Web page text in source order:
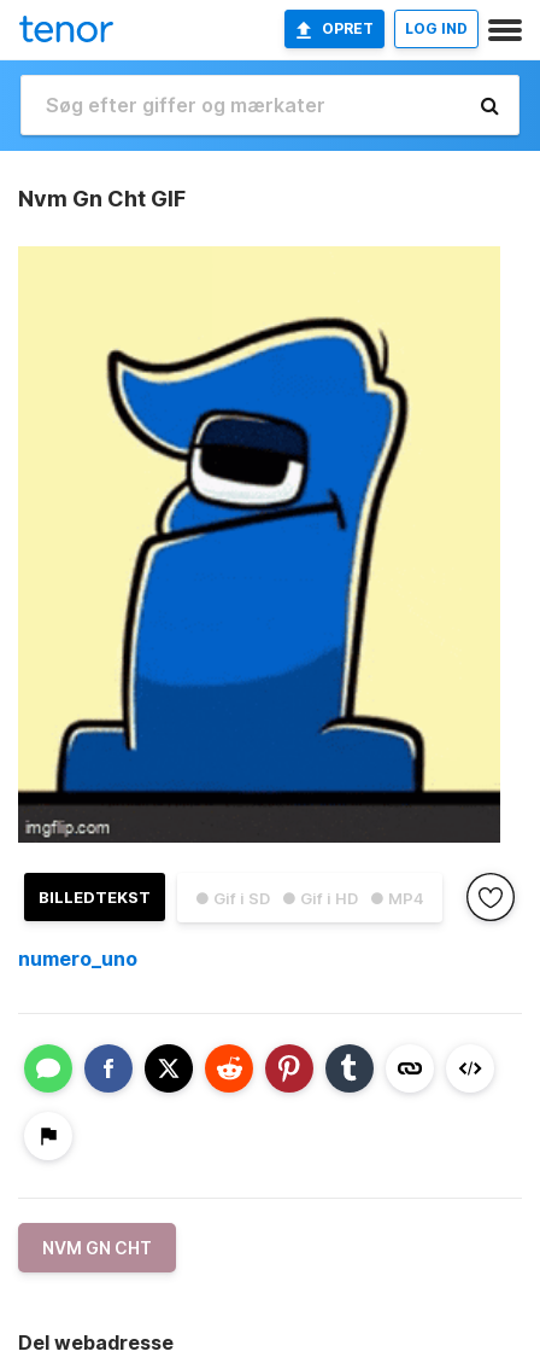
OPRET LOG IND
Nvm Gn Cht GIF
● Gif i SD ● Gif i HD ● MP4
BILLEDTEKST
numero_uno
NVM GN CHT
Del webadresse